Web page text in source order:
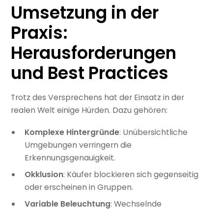
Umsetzung in der
Praxis:
Herausforderungen
und Best Practices
Trotz des Versprechens hat der Einsatz in der
realen Welt einige Hürden. Dazu gehören:
Komplexe Hintergründe: Unübersichtliche
Umgebungen verringern die
Erkennungsgenauigkeit.
Okklusion: Käufer blockieren sich gegenseitig
oder erscheinen in Gruppen.
Variable Beleuchtung: Wechselnde